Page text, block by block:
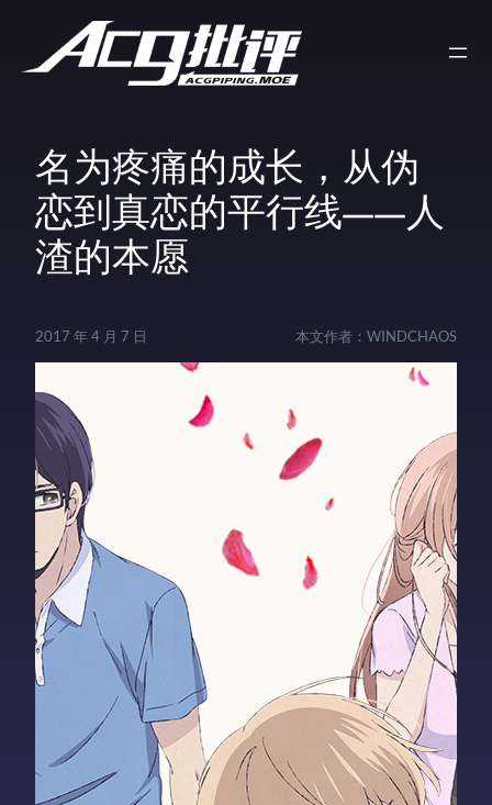
名为疼痛的成长，从伪
恋到真恋的平行线——人
渣的本愿
2017 年 4 月 7 日 本文作者： WINDCHAOS